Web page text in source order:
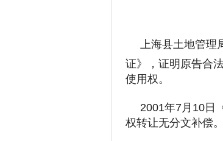
上海县土地管理
证》，证明原告合
使用权。
2001年7月10日
权转让无分文补偿。